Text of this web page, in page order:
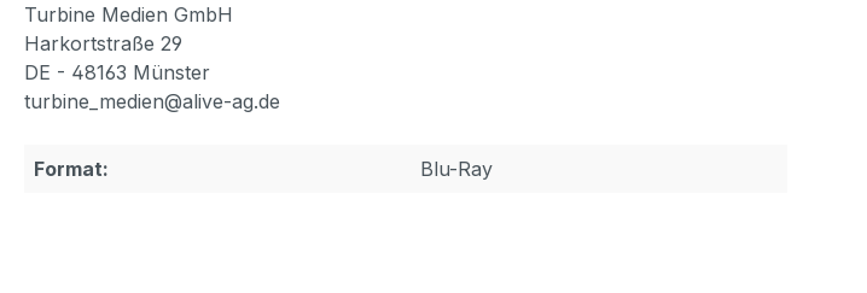
Turbine Medien GmbH
Harkortstraße 29
DE - 48163 Münster
turbine_medien@alive-ag.de
Format: Blu-Ray